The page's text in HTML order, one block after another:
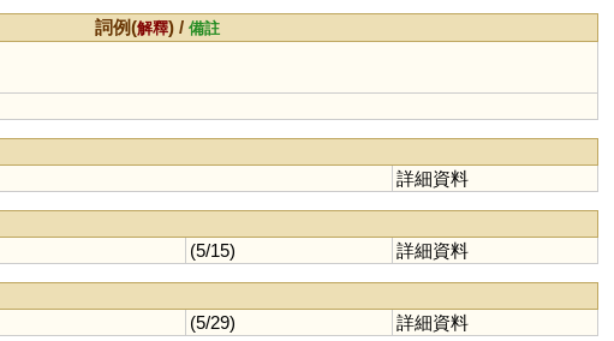
詞例(解釋) /備註
詳細資料
(5/15) 詳細資料
(5/29) 詳細資料